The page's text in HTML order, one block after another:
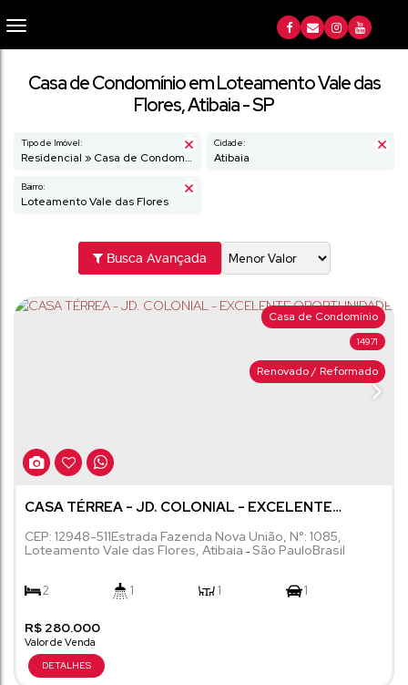
Casa de Condomínio em Loteamento Vale das
Flores, Atibaia - SP
Tipo de Imóvel:
Residencial » Casa de Condomínio
Cidade:
Atibaia
Bairro:
Loteamento Vale das Flores
Busca Avançada
14971
Casa de Condomínio
Renovado / Reformado
CASA TÉRREA - JD. COLONIAL - EXCELENTE
OPORTUNIDADE!
R$ 280.000
CEP: 12948-511Estrada Fazenda Nova União, N°: 1085,
Loteamento Vale das Flores, Atibaia São PauloBrasil
2 1 1 1
40m²